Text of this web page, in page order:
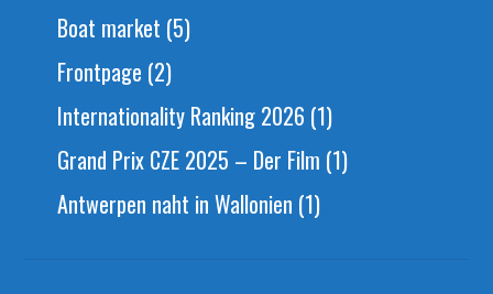
Boat market (5)
Frontpage (2)
Internationality Ranking 2026 (1)
Grand Prix CZE 2025 – Der Film (1)
Antwerpen naht in Wallonien (1)